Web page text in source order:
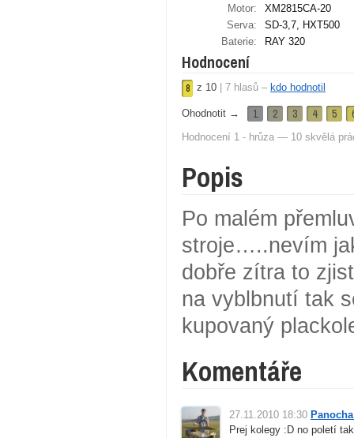
Motor:
XM2815CA-20
Serva:
SD-3,7, HXT500
Baterie:
RAY 320
Hodnocení
8 z 10 7 hlasů – kdo hodnotil
Ohodnotit → 1 2 3 4 5
Hodnocení 1 - hrůza — 10 skvělá
Popis
Po malém
stroje…..nevím
dobře zítra to
na vyblbnutí tak
kupovaný
Komentáře
27.11.2010 18:30
Prej kolegy :D no poletí